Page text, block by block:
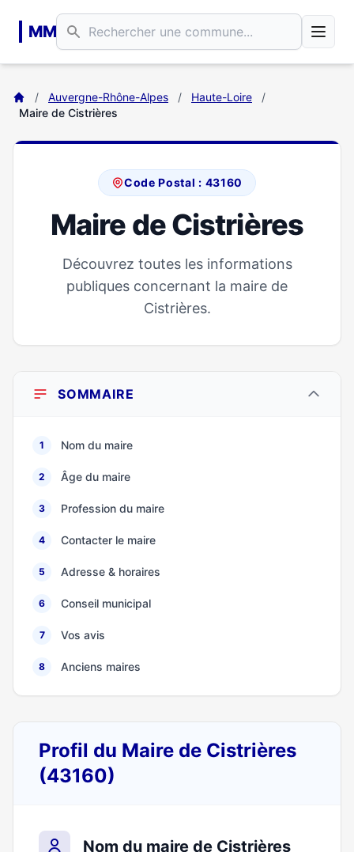
MM
/ Auvergne-Rhône-Alpes / Haute-Loire
/
Maire de Cistrières
Code Postal : 43160
Maire de Cistrières
Découvrez toutes les informations
publiques concernant la maire de
Cistrières.
SOMMAIRE
1 Nom du maire
2 Âge du maire
3 Profession du maire
4 Contacter le maire
5 Adresse & horaires
6 Conseil municipal
7 Vos avis
8 Anciens maires
Profil du Maire de Cistrières
(43160)
Nom du maire de Cistrières